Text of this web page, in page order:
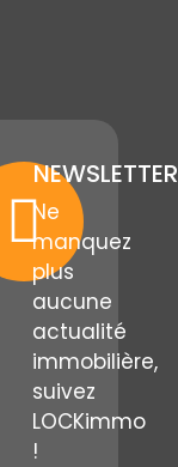
NEWSLETTER
Ne
manquez
plus
aucune
actualité
immobilière,
suivez
LOCKimmo
!